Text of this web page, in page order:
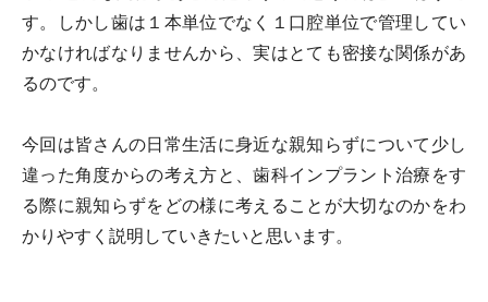
す。しかし歯は１本単位でなく１口腔単位で管理してい
かなければなりませんから、実はとても密接な関係があ
るのです。
今回は皆さんの日常生活に身近な親知らずについて少し
違った角度からの考え方と、歯科インプラント治療をす
る際に親知らずをどの様に考えることが大切なのかをわ
かりやすく説明していきたいと思います。